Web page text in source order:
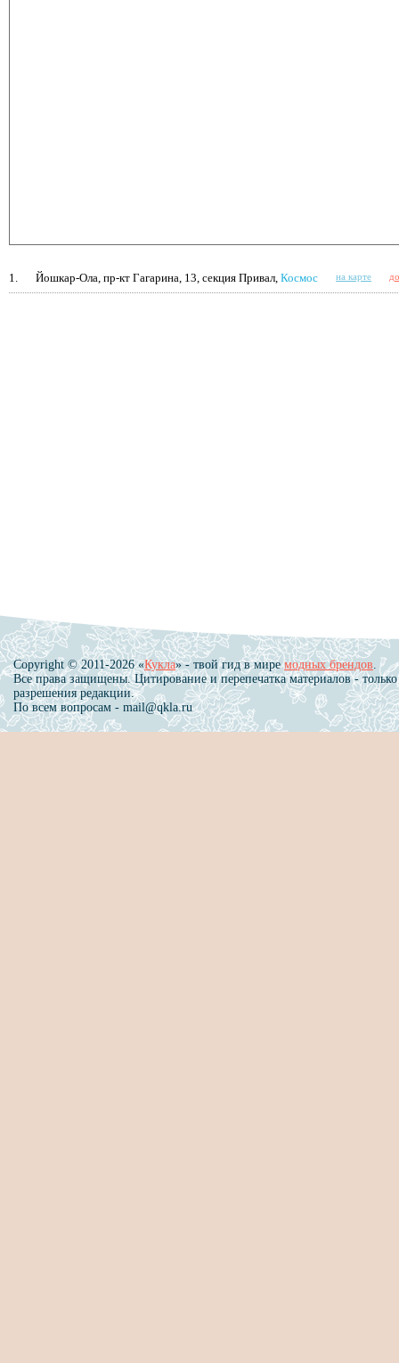
1. Йошкар-Ола, пр-кт Гагарина, 13, секция Привал, Космос на карте
Copyright © 2011-2026 «Кукла» - твой гид в миремодных брендов
Все права защищены. Цитирование и перепечатка материалов - только
разрешения редакции.
По всем вопросам - mail@qkla.ru